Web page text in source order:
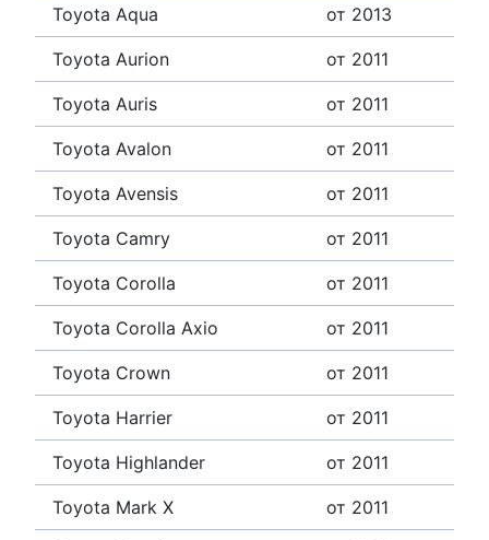
Toyota Aqua от 2013
Toyota Aurion от 2011
Toyota Auris от 2011
Toyota Avalon от 2011
Toyota Avensis от 2011
Toyota Camry от 2011
Toyota Corolla от 2011
Toyota Corolla Axio от 2011
Toyota Crown от 2011
Toyota Harrier от 2011
Toyota Highlander от 2011
Toyota Mark X от 2011